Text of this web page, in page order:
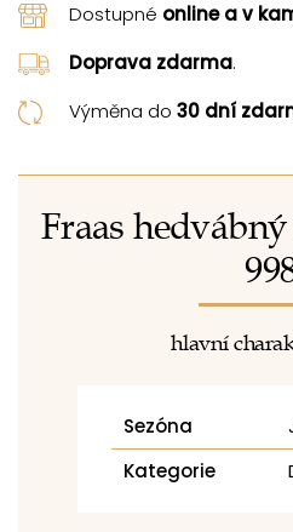
Dostupné online a v
Doprava zdarma.
Výměna do 30 dní
Fraas
hlavní
Sezóna
Kategorie